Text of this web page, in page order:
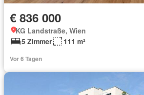
€ 836 000
KG Landstraße, Wien
5 Zimmer
111 m²
Vor 6 Tagen